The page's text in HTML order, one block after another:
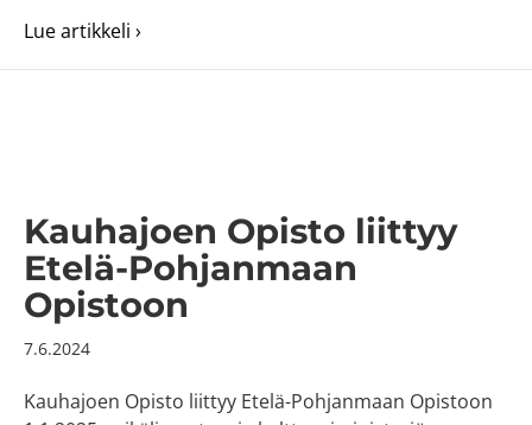
Lue artikkeli ›
Kauhajoen Opisto liittyy
Etelä-Pohjanmaan
Opistoon
7.6.2024
Kauhajoen Opisto liittyy Etelä-Pohjanmaan Opistoon